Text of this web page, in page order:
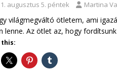
augusztus 5. péntek Martina
világmegváltó ötletem, ami
lenne. Az ötlet az, hogy
this: